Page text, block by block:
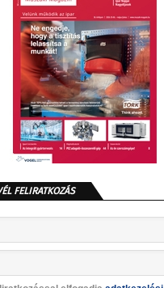
FELIRATKOZÁS